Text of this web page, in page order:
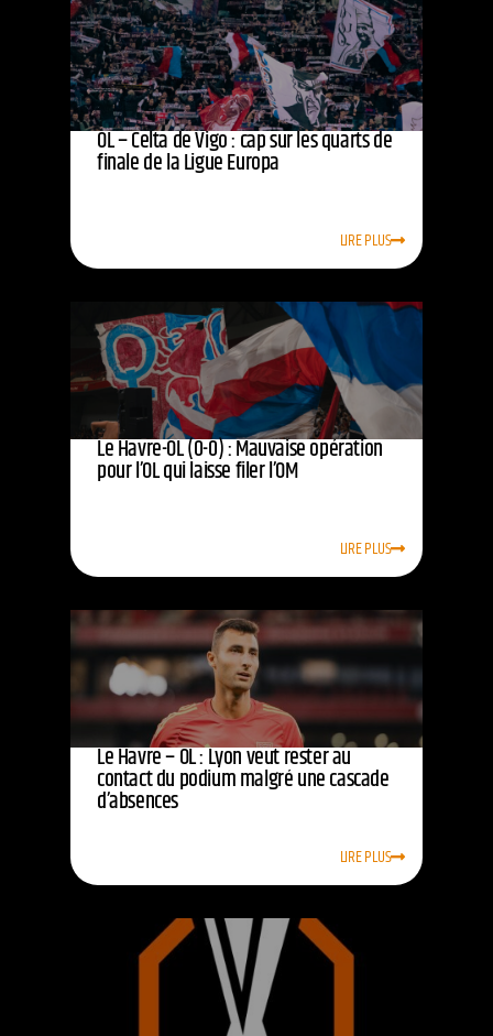
OL – Celta de Vigo : cap sur les quarts de
finale de la Ligue Europa
LIRE PLUS
Le Havre-OL (0-0) : Mauvaise opération
pour l’OL qui laisse filer l’OM
LIRE PLUS
Le Havre – OL : Lyon veut rester au
contact du podium malgré une cascade
d’absences
LIRE PLUS